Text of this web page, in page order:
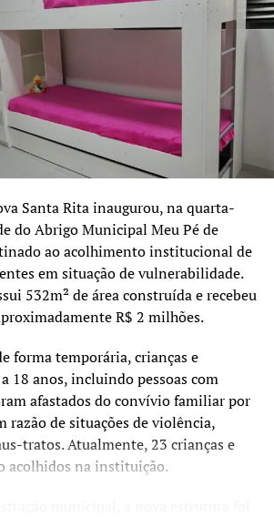
informados pelo coletivo, o Rio
atualmente 43 casos de
dos Bancos Vermelhos é
da população e reforçar o
da violência contra as
Santa Rita inaugurou, na quarta-
do Abrigo Municipal Meu Pé de
ao acolhimento institucional de
em situação de vulnerabilidade.
532m² de área construída e recebeu
R$ 2 milhões.
forma temporária, crianças e
18 anos, incluindo pessoas com
afastados do convívio familiar por
razão de situações de violência,
tratos. Atualmente, 23 crianças e
acolhidos na instituição.